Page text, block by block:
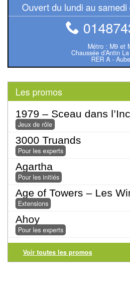
Jeux
Extensions
Casse-
têtes
Accessoires
Backgammon
Jeux
traditionnels
Dominos
Jeu
de
Ouvert du lundi au
Métro : M9 et
Chaussée d’Antin
RER A -
Les promos
1979 – Sceau dans
Jeux de rôle
3000 Truands
Pour les experts
Agartha
Pour les initiés
Age of Towers – Les
Extensions
Ahoy
Pour les experts
Voir toutes les promos